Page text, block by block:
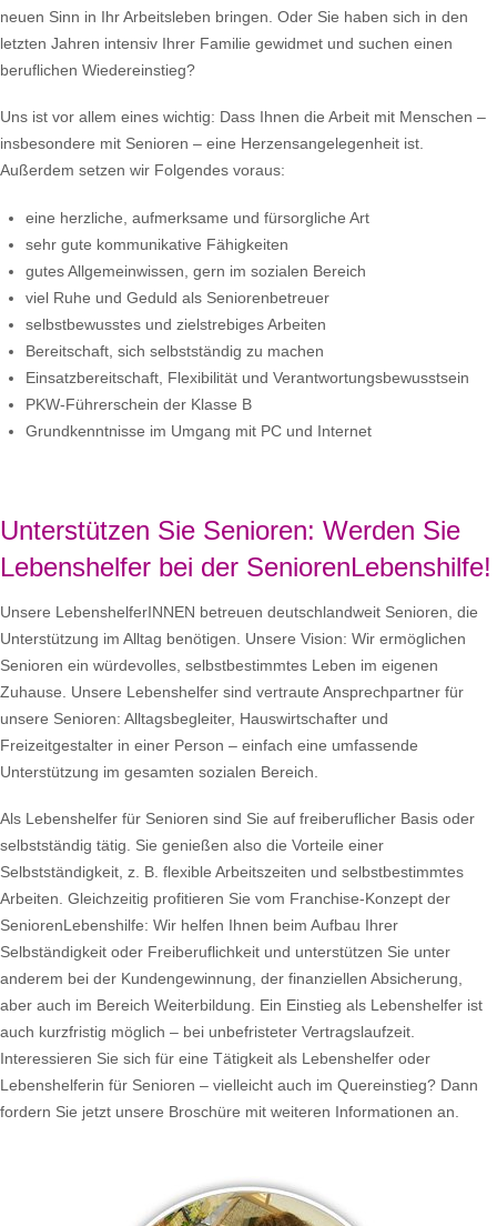
neuen Sinn in Ihr Arbeitsleben bringen. Oder Sie haben sich in den
letzten Jahren intensiv Ihrer Familie gewidmet und suchen einen
beruflichen Wiedereinstieg?
Uns ist vor allem eines wichtig: Dass Ihnen die Arbeit mit Menschen –
insbesondere mit Senioren – eine Herzensangelegenheit ist.
Außerdem setzen wir Folgendes voraus:
eine herzliche, aufmerksame und fürsorgliche Art
sehr gute kommunikative Fähigkeiten
gutes Allgemeinwissen, gern im sozialen Bereich
viel Ruhe und Geduld als Seniorenbetreuer
selbstbewusstes und zielstrebiges Arbeiten
Bereitschaft, sich selbstständig zu machen
Einsatzbereitschaft, Flexibilität und Verantwortungsbewusstsein
PKW-Führerschein der Klasse B
Grundkenntnisse im Umgang mit PC und Internet
Unterstützen Sie Senioren: Werden Sie
Lebenshelfer bei der SeniorenLebenshilfe!
Unsere LebenshelferINNEN betreuen deutschlandweit Senioren, die
Unterstützung im Alltag benötigen. Unsere Vision: Wir ermöglichen
Senioren ein würdevolles, selbstbestimmtes Leben im eigenen
Zuhause. Unsere Lebenshelfer sind vertraute Ansprechpartner für
unsere Senioren: Alltagsbegleiter, Hauswirtschafter und
Freizeitgestalter in einer Person – einfach eine umfassende
Unterstützung im gesamten sozialen Bereich.
Als Lebenshelfer für Senioren sind Sie auf freiberuflicher Basis oder
selbstständig tätig. Sie genießen also die Vorteile einer
Selbstständigkeit, z. B. flexible Arbeitszeiten und selbstbestimmtes
Arbeiten. Gleichzeitig profitieren Sie vom Franchise-Konzept der
SeniorenLebenshilfe: Wir helfen Ihnen beim Aufbau Ihrer
Selbständigkeit oder Freiberuflichkeit und unterstützen Sie unter
anderem bei der Kundengewinnung, der finanziellen Absicherung,
aber auch im Bereich Weiterbildung. Ein Einstieg als Lebenshelfer ist
auch kurzfristig möglich – bei unbefristeter Vertragslaufzeit.
Interessieren Sie sich für eine Tätigkeit als Lebenshelfer oder
Lebenshelferin für Senioren – vielleicht auch im Quereinstieg? Dann
fordern Sie jetzt unsere Broschüre mit weiteren Informationen an.